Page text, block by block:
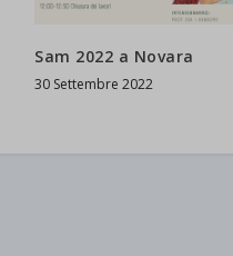
Sam 2022 a Novara
30 Settembre 2022
wp-settings-*
wp-settings-
categorie
wpc*